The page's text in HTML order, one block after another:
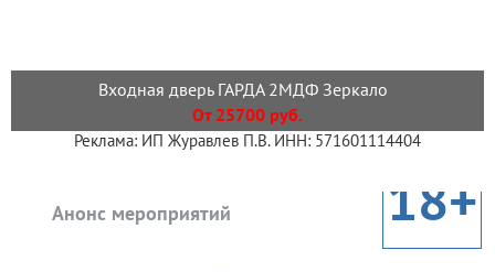
Входная дверь ГАРДА 2МДФ Зеркало
От 25700 руб.
Реклама: ИП Журавлев П.В. ИНН: 571601114404
Анонс мероприятий 18+